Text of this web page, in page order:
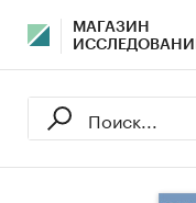
МАГАЗИН